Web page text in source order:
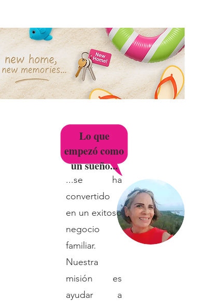
Lo que
empezó como
un sueño...
...se ha
convertido
en un exitoso
negocio
familiar.
Nuestra
misión es
ayudar a